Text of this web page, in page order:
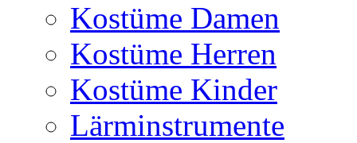
Kostüme Damen
Kostüme Herren
Kostüme Kinder
Lärminstrumente